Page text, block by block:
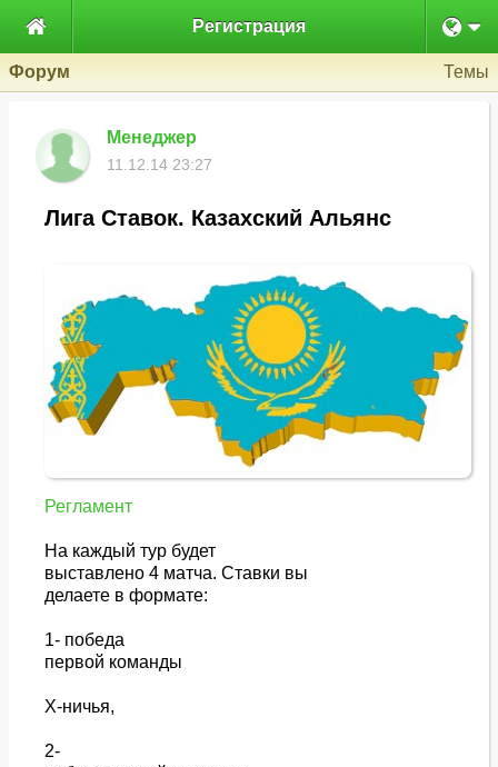
 Регистрация
Форум Темы
Менеджер
11.12.14 23:27
Лига Ставок. Казахский Альянс
Регламент
На каждый тур будет
выставлено 4 матча. Ставки вы
делаете в формате:
1- победа
первой команды
Х-ничья,
2-